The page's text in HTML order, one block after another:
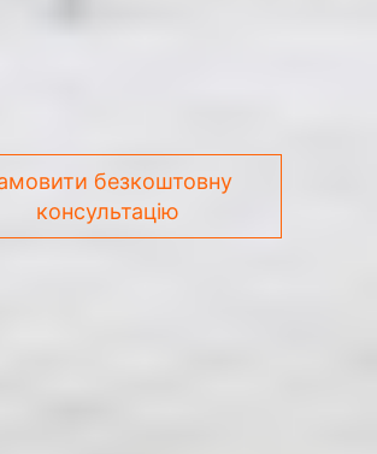
безкоштовну
консультацію